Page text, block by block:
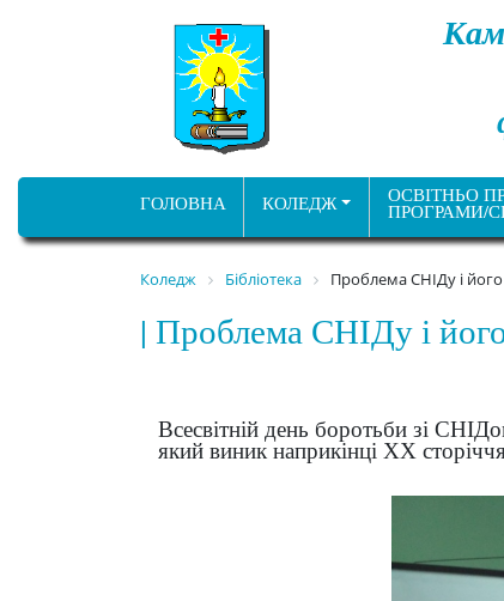
ГОЛОВНА КОЛЕДЖ ОСВІТНЬО
ПРОГРАМИ/
Коледж Бібліотека Проблема СНІДу і його
| Проблема СНІДу і його
Всесвітній день боротьби зі
який виник наприкінці ХХ